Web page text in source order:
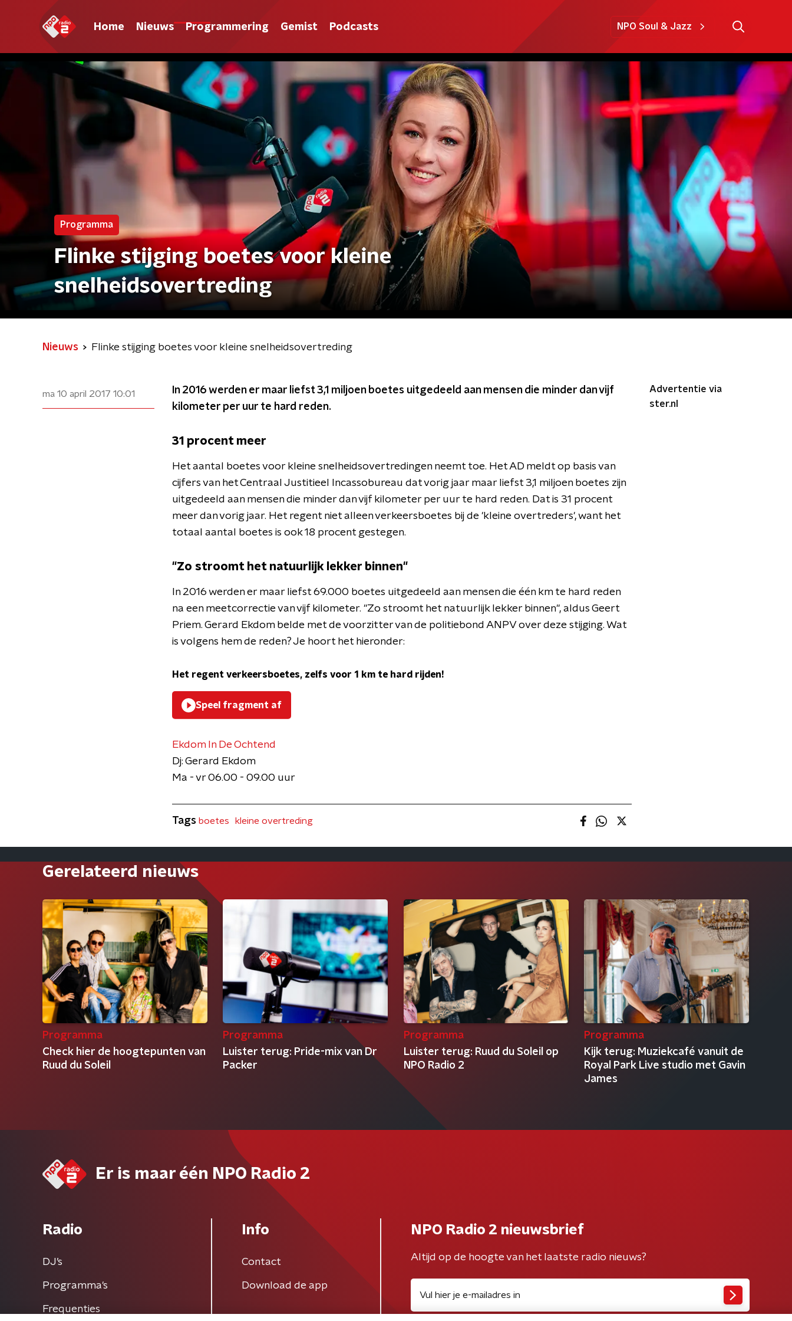
Home Nieuws Programmering Gemist Podcasts NPO Soul & Jazz
Programma
Flinke stijging boetes voor kleine
snelheidsovertreding
Nieuws Flinke stijging boetes voor kleine snelheidsovertreding
ma 10 april 2017 10:01
In 2016 werden er maar liefst 3,1 miljoen boetes uitgedeeld aan mensen die minder dan vijf
kilometer per uur te hard reden.
31 procent meer
Het aantal boetes voor kleine snelheidsovertredingen neemt toe. Het AD meldt op basis van
cijfers van het Centraal Justitieel Incassobureau dat vorig jaar maar liefst 3,1 miljoen boetes zijn
uitgedeeld aan mensen die minder dan vijf kilometer per uur te hard reden. Dat is 31 procent
meer dan vorig jaar. Het regent niet alleen verkeersboetes bij de 'kleine overtreders', want het
totaal aantal boetes is ook 18 procent gestegen.
"Zo stroomt het natuurlijk lekker binnen"
In 2016 werden er maar liefst 69.000 boetes uitgedeeld aan mensen die één km te hard reden
na een meetcorrectie van vijf kilometer. "Zo stroomt het natuurlijk lekker binnen", aldus Geert
Priem. Gerard Ekdom belde met de voorzitter van de politiebond ANPV over deze stijging. Wat
is volgens hem de reden? Je hoort het hieronder:
Het regent verkeersboetes, zelfs voor 1 km te hard rijden!
Speel fragment af
Ekdom In De Ochtend
Dj: Gerard Ekdom
Ma - vr 06.00 - 09.00 uur
Advertentie via
ster.nl
Tags boetes kleine overtreding
Gerelateerd nieuws
Programma
Check hier de hoogtepunten van
Ruud du Soleil
Programma
Luister terug: Pride-mix van Dr
Packer
Programma
Luister terug: Ruud du Soleil op
NPO Radio 2
Programma
Kijk terug: Muziekcafé vanuit de
Royal Park Live studio met Gavin
James
Er is maar één NPO Radio 2
Radio
DJ’s
Programma's
Frequenties
Info
Contact
Download de app
NPO Radio 2 nieuwsbrief
Altijd op de hoogte van het laatste radio nieuws?